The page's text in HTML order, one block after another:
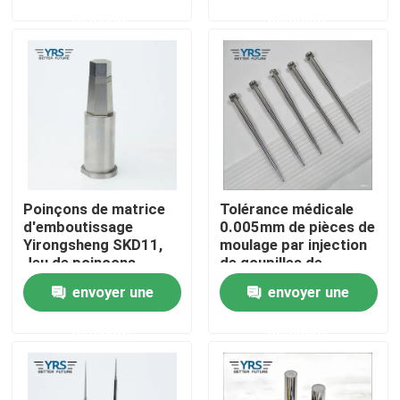
Visite d'usine
Contrôle de qualité
Contactez-nous
Nouvelles
Cas
La commande numérique par ordinateur a usiné des
Poinçons de matrice
d'emboutissage
Yirongsheng SKD11,
Jeu de poinçons
résistants à la
corrosionenvoyer une
Tolérance médicale
0.005mm de pièces de
moulage par injection
de goupilles de
poinçon de la matrice
SKD61 envoyer une